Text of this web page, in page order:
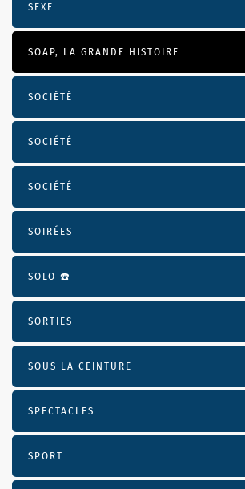
SEXE
SOAP, LA GRANDE HISTOIRE
SOCIÉTÉ
SOCIÉTÉ
SOCIÉTÉ
SOIRÉES
SOLO ☎️
SORTIES
SOUS LA CEINTURE
SPECTACLES
SPORT